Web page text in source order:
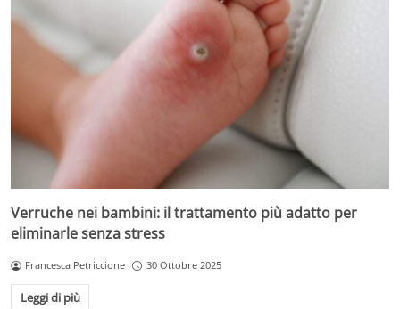
Verruche nei bambini: il trattamento più adatto per
eliminarle senza stress
Francesca Petriccione 30 Ottobre 2025
Leggi di più